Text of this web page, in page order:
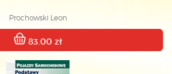
Prochowski Leon
83.00 zł